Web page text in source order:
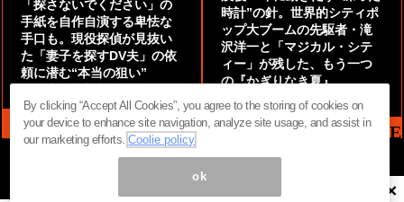
「探さないでください」の
手紙を自作自演する卑怯な
手口も。現役探偵が見抜い
た「妻子を探すDV夫」の依
頼に潜む“本当の狙い”
時計”の針。世界的シティポ
ップ大ブームの先駆者・滝
沢洋一と「マジカル・シテ
ィー」が残した、もう一つ
の『かぎりなき夏』
MAG2 NEWS HEADLINE
ページ内の商標は全て商標権者に属します。無断転載を禁じます。 © ×
By clicking “Accept All Cookies”, you agree to the storing of cookies on
your device to enhance site navigation, analyze site usage, and assist in
our marketing efforts.Coolie policy
ok